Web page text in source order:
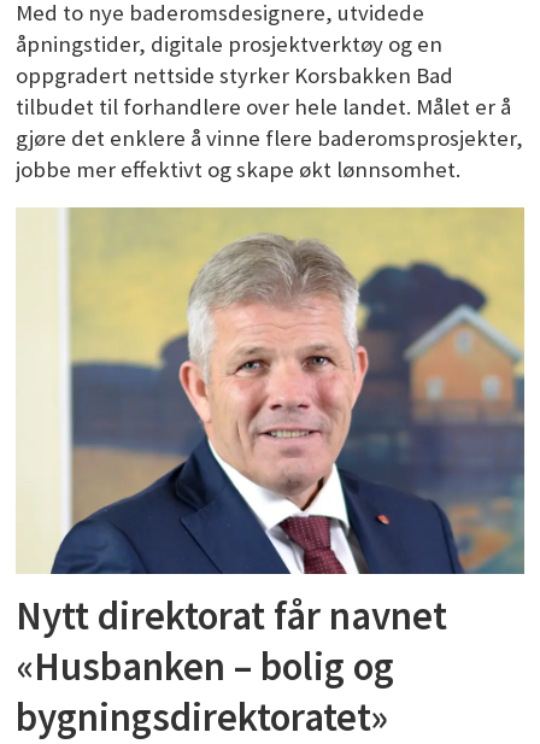
Med to nye baderomsdesignere, utvidede
åpningstider, digitale prosjektverktøy og en
oppgradert nettside styrker Korsbakken Bad
tilbudet til forhandlere over hele landet. Målet er å
gjøre det enklere å vinne flere baderomsprosjekter,
jobbe mer effektivt og skape økt lønnsomhet.
Nytt direktorat får navnet
«Husbanken – bolig og
bygningsdirektoratet»